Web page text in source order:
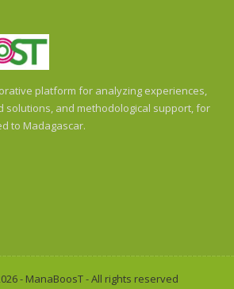
platform for analyzing experiences,
solutions, and methodological support, for
to Madagascar.
- ManaBoosT - All rights reserved